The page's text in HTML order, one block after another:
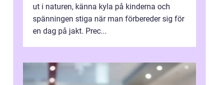
ut i naturen, känna kyla på kinderna och
spänningen stiga när man förbereder sig för
en dag på jakt. Prec...